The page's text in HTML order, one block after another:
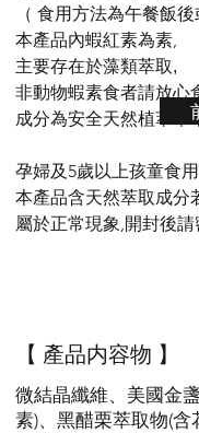
（ 食用方法為午餐飯後
本產品內蝦紅素為素,
主要存在於藻類萃取,
非動物蝦素食者請放心
成分為安全天然植萃草
孕婦及5歲以上孩童食
本產品含天然萃取成分
屬於正常現象,開封後請
【 產品内容物 】
微結晶纖維、美國金
素)、黑醋栗萃取物(